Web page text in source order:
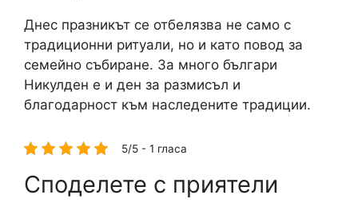
Днес празникът се отбелязва не само с
традиционни ритуали, но и като повод за
семейно събиране. За много българи
Никулден е и ден за размисъл и
благодарност към наследените традиции.
5/5 - 1 гласа
Споделете с приятели